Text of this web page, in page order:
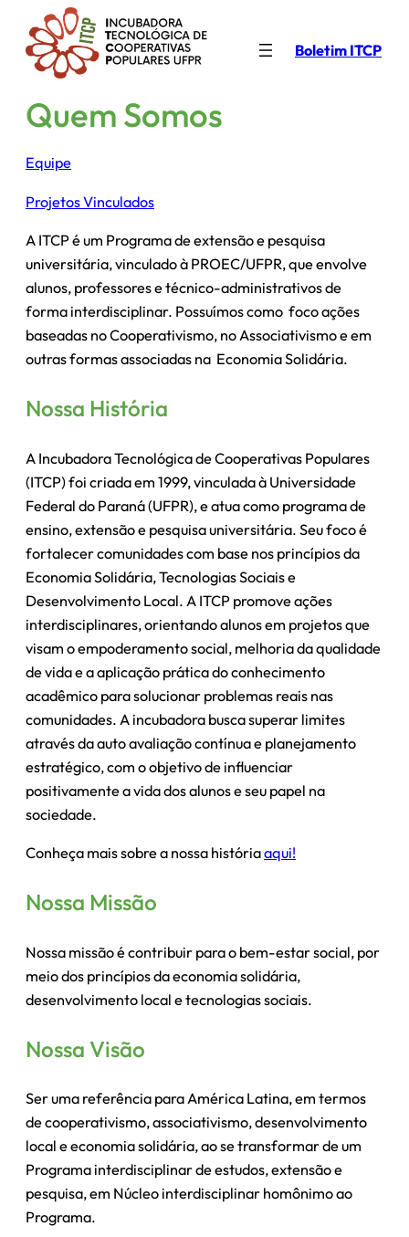
para
Boletim ITCP
Quem Somos
Equipe
Projetos Vinculados
A ITCP é um Programa de extensão e pesquisa
universitária, vinculado à PROEC/UFPR, que envolve
alunos, professores e técnico-administrativos de
forma interdisciplinar. Possuímos como foco ações
baseadas no Cooperativismo, no Associativismo e em
outras formas associadas na Economia Solidária.
Nossa História
A Incubadora Tecnológica de Cooperativas Populares
(ITCP) foi criada em 1999, vinculada à Universidade
Federal do Paraná (UFPR), e atua como programa de
ensino, extensão e pesquisa universitária. Seu foco é
fortalecer comunidades com base nos princípios da
Economia Solidária, Tecnologias Sociais e
Desenvolvimento Local. A ITCP promove ações
interdisciplinares, orientando alunos em projetos que
visam o empoderamento social, melhoria da qualidade
de vida e a aplicação prática do conhecimento
acadêmico para solucionar problemas reais nas
comunidades. A incubadora busca superar limites
através da auto avaliação contínua e planejamento
estratégico, com o objetivo de influenciar
positivamente a vida dos alunos e seu papel na
sociedade.
Conheça mais sobre a nossa históriaaqui!
Nossa Missão
Nossa missão é contribuir para o bem-estar social, por
meio dos princípios da economia solidária,
desenvolvimento local e tecnologias sociais.
Nossa Visão
Ser uma referência para América Latina, em termos
de cooperativismo, associativismo, desenvolvimento
local e economia solidária, ao se transformar de um
Programa interdisciplinar de estudos, extensão e
pesquisa, em Núcleo interdisciplinar homônimo ao
Programa.